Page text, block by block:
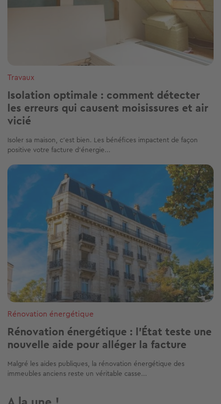
Travaux
Isolation optimale : comment détecter
les erreurs qui causent moisissures et air
vicié
Isoler sa maison, c'est bien. Les bénéfices impactent de façon
positive votre facture d'énergie...
Image
Rénovation énergétique
Rénovation énergétique : l’État teste une
nouvelle aide pour alléger la facture
Malgré les aides publiques, la rénovation énergétique des
immeubles anciens reste un véritable casse...